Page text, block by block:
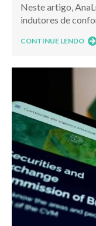
Neste artigo,
indutores de
CONTINUE LENDO